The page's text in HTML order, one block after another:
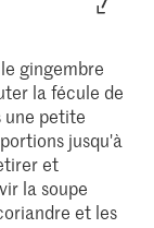
gingembre
la fécule de
une petite
jusqu'à
et
la soupe
et les